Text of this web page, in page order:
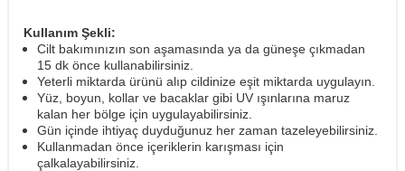
Kullanım Şekli:
Cilt bakımınızın son aşamasında ya da güneşe çıkmadan
15 dk önce kullanabilirsiniz.
Yeterli miktarda ürünü alıp cildinize eşit miktarda uygulayın.
Yüz, boyun, kollar ve bacaklar gibi UV ışınlarına maruz
kalan her bölge için uygulayabilirsiniz.
Gün içinde ihtiyaç duyduğunuz her zaman tazeleyebilirsiniz.
Kullanmadan önce içeriklerin karışması için
çalkalayabilirsiniz.